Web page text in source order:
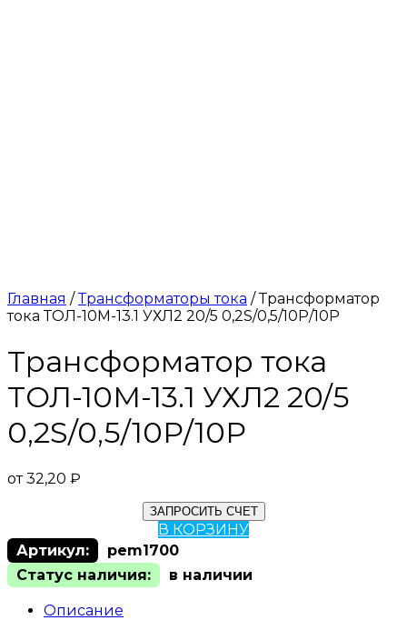
Главная /Трансформаторы тока / Трансформатор
тока ТОЛ-10М-13.1 УХЛ2 20/5 0,2S/0,5/10Р/10Р
Трансформатор тока
ТОЛ-10М-13.1 УХЛ2 20/5
0,2S/0,5/10Р/10Р
от32,20 ₽
ЗАПРОСИТЬ СЧЕТ
В КОРЗИНУ
Артикул:
pem1700
Статус наличия:
в наличии
Описание